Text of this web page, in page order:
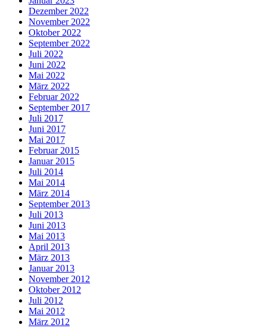
Dezember 2022
November 2022
Oktober 2022
September 2022
Juli 2022
Juni 2022
Mai 2022
März 2022
Februar 2022
September 2017
Juli 2017
Juni 2017
Mai 2017
Februar 2015
Januar 2015
Juli 2014
Mai 2014
März 2014
September 2013
Juli 2013
Juni 2013
Mai 2013
April 2013
März 2013
Januar 2013
November 2012
Oktober 2012
Juli 2012
Mai 2012
März 2012